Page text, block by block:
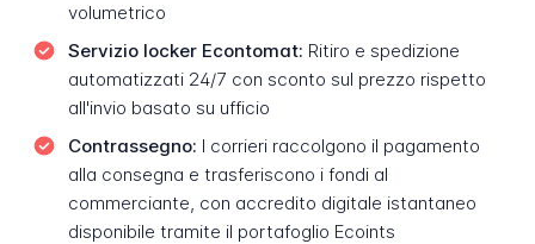
volumetrico
Servizio locker Econtomat: Ritiro e spedizione
automatizzati 24/7 con sconto sul prezzo rispetto
all'invio basato su ufficio
Contrassegno: I corrieri raccolgono il pagamento
alla consegna e trasferiscono i fondi al
commerciante, con accredito digitale istantaneo
disponibile tramite il portafoglio Ecoints